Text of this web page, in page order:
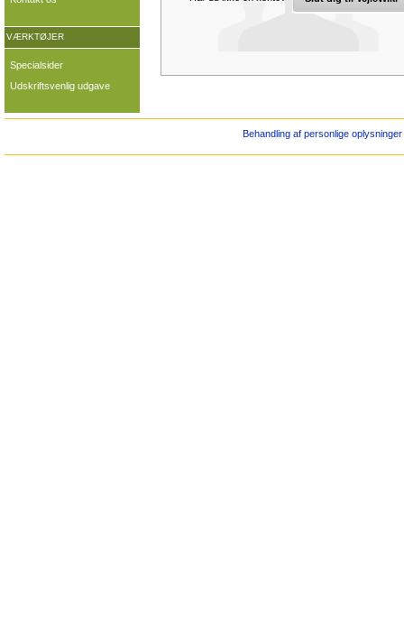
VÆRKTØJER
Specialsider
Udskriftsvenlig udgave
Behandling af personlige oplysninger